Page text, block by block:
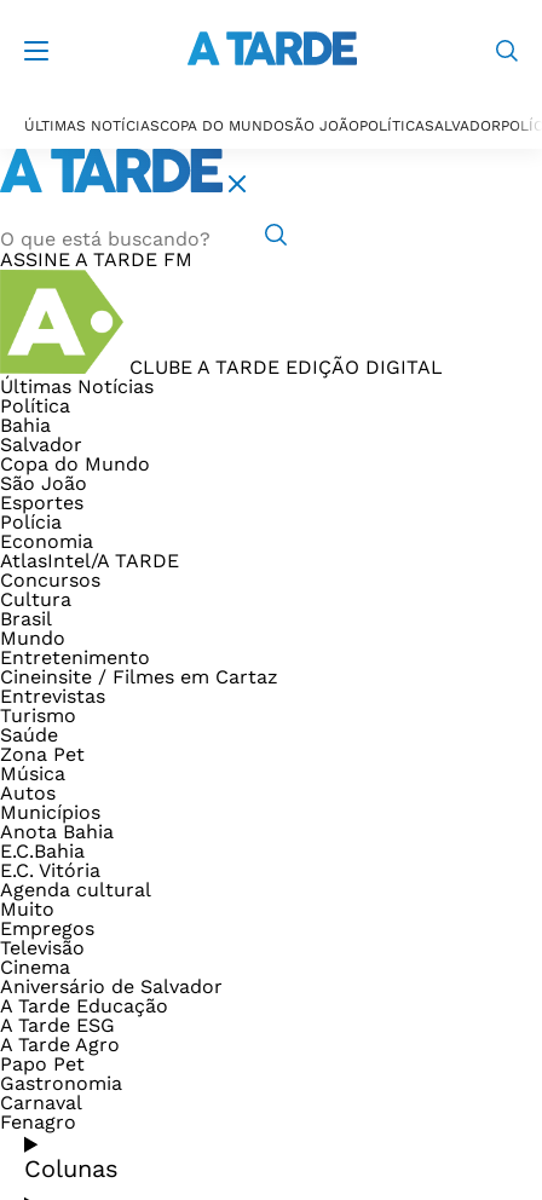
ÚLTIMAS NOTÍCIASCOPA DO MUNDOSÃO JOÃOPOLÍTICASALVADOR
ASSINE A TARDE FM
CLUBE A TARDE EDIÇÃO DIGITAL
Últimas Notícias
Política
Bahia
Salvador
Copa do Mundo
São João
Esportes
Polícia
Economia
AtlasIntel/A TARDE
Concursos
Cultura
Brasil
Mundo
Entretenimento
Cineinsite / Filmes em Cartaz
Entrevistas
Turismo
Saúde
Zona Pet
Música
Autos
Municípios
Anota Bahia
E.C.Bahia
E.C. Vitória
Agenda cultural
Muito
Empregos
Televisão
Cinema
Aniversário de Salvador
A Tarde Educação
A Tarde ESG
A Tarde Agro
Papo Pet
Gastronomia
Carnaval
Fenagro
Colunas